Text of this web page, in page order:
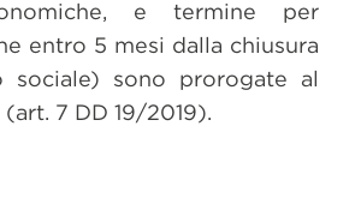
e termine per
entro 5 mesi dalla chiusura
sociale) sono prorogate al
(art. 7 DD 19/2019).